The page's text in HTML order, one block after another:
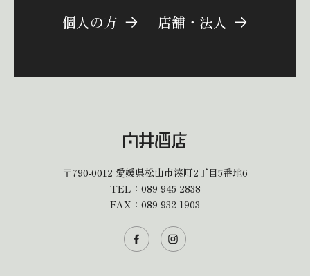
個人の方 店舗・法人
〒790-0012 愛媛県松山市湊町2丁目5番地6
TEL： 089-945-2838
FAX：089-932-1903